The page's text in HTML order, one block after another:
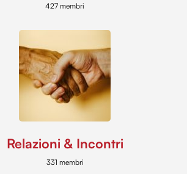
427 membri
Relazioni & Incontri
331 membri